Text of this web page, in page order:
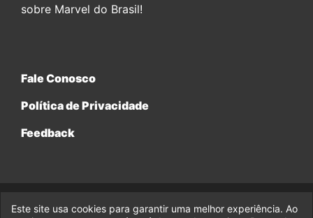
sobre Marvel do Brasil!
Fale Conosco
Política de Privacidade
Feedback
© 2017-2026 Legado da Marvel, uma empresa da Legado
Este site usa cookies para garantir uma melhor experiência. Ao